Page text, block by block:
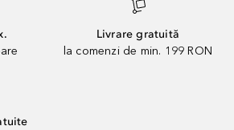
Livrare gratuită
la comenzi de min. 199 RON